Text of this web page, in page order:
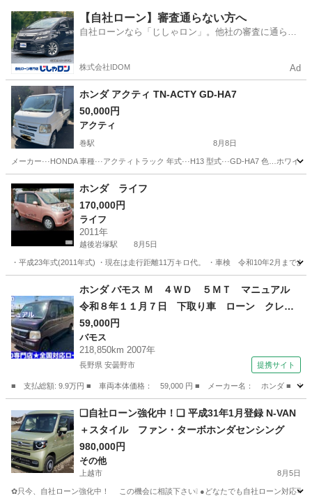
新潟 新潟市 黒山駅 N-BOX
【自社ローン】審査通らない方へ
自社ローンなら「じしゃロン」。他社の審査に通らな
株式会社IDOM Ad
ホンダ アクティ TN-ACTY GD-HA7
50,000円
アクティ
巻駅 8月8日
メーカー···HONDA 車種···アクティトラック 年式···H13 型式···GD-HA7 色…ホワイ
新潟 新潟市 巻駅 アクティ
ホンダ ライフ
170,000円
ライフ
2011年
越後岩塚駅 8月5日
・平成23年式(2011年式) ・現在は走行距離11万キロ代。 ・車検 令和10年2月まで
越後岩塚駅 ライフ 走行距離
ホンダ バモス Ｍ ４ＷＤ ５ＭＴ マニュアル
令和８年１１月７日 下取り車 ローン クレジ
ット （検8.11）
59,000円
バモス
218,850km 2007年
長野県 安曇野市 提携サイト
■ 支払総額: 9.9万円 ■ 車両本体価格： 59,000 円 ■ メーカー名： ホンダ ■
バモス
❑自社ローン強化中！❑ 平成31年1月登録 N-VAN
＋スタイル ファン・ターボホンダセンシング
980,000円
その他
上越市 8月5日
✿只今、自社ローン強化中！ この機会に相談下さい❕ ●どなたでも自社ロー